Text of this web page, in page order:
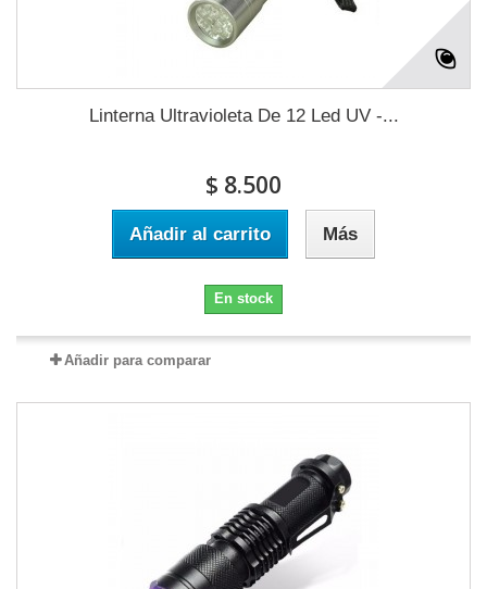
Linterna Ultravioleta De 12 Led UV -...
$ 8.500
Añadir al carrito Más
En stock
Añadir para comparar